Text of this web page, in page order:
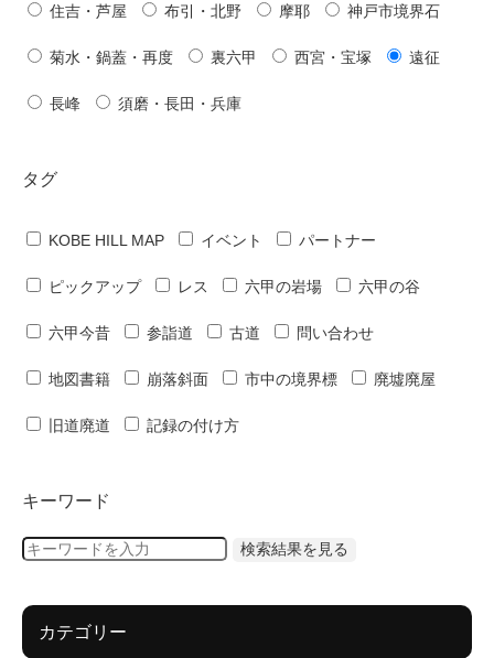
住吉・芦屋 布引・北野 摩耶 神戸市境界石
菊水・鍋蓋・再度 裏六甲 西宮・宝塚 遠征
長峰 須磨・長田・兵庫
タグ
KOBE HILL MAP イベント パートナー
ピックアップ レス 六甲の岩場 六甲の谷
六甲今昔 参詣道 古道 問い合わせ
地図書籍 崩落斜面 市中の境界標 廃墟廃屋
旧道廃道 記録の付け方
キーワード
カテゴリー